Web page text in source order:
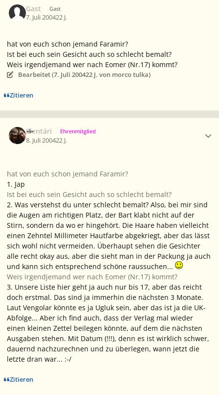
Gast Gast
7. Juli 200422 J.
hat von euch schon jemand Faramir?
Ist bei euch sein Gesicht auch so schlecht bemalt?
Weis irgendjemand wer nach Eomer (Nr.17) kommt?
Bearbeitet (7. Juli 200422 J. von morco tulka)
Zitieren
Elentári Ehrenmitglied
8. Juli 200422 J.
hat von euch schon jemand Faramir?
1. Jap
Ist bei euch sein Gesicht auch so schlecht bemalt?
2. Was verstehst du unter schlecht bemalt? Also, bei mir sind
die Augen am richtigen Platz, der Bart klabt nicht auf der
Stirn, sondern da wo er hingehört. Die Haare haben vielleicht
einen Zehntel Millimeter Hautfarbe abgekriegt, aber das lässt
sich wohl nicht vermeiden. Überhaupt sehen die Gesichter
alle recht okay aus, aber die sieht man in der Packung ja auch
und kann sich entsprechend schöne raussuchen...
Weis irgendjemand wer nach Eomer (Nr.17) kommt?
3. Unsere Liste hier geht ja auch nur bis 17, aber das reicht
doch erstmal. Das sind ja immerhin die nächsten 3 Monate.
Laut Vengolar könnte es ja Ugluk sein, aber das ist ja die UK-
Abfolge... Aber ich find auch, dass der Verlag mal wieder
einen kleinen Zettel beilegen könnte, auf dem die nächsten
Ausgaben stehen. Mit Datum (!!!), denn es ist wirklich schwer,
dauernd nachzurechnen und zu überlegen, wann jetzt die
letzte dran war... :-/
Zitieren